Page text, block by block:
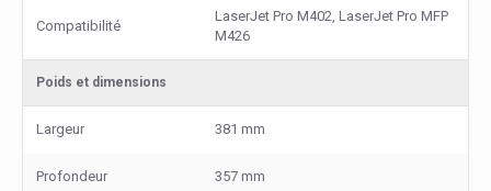
Compatibilité
LaserJet Pro M402, LaserJet Pro MFP
M426
Poids et dimensions
Largeur 381 mm
Profondeur 357 mm